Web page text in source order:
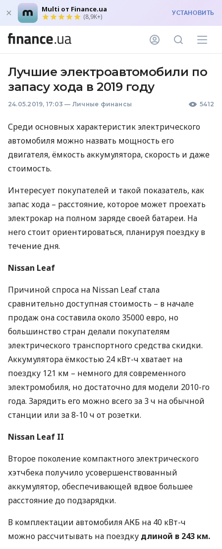
Multi от Finance.ua
(8,9K+) УСТАНОВИТЬ
Лучшие электроавтомобили по
запасу хода в 2019 году
24.05.2019, 17:03 — Личные финансы 5412
Среди основных характеристик электрического
автомобиля можно назвать мощность его
двигателя, ёмкость аккумулятора, скорость и даже
стоимость.
Интересует покупателей и такой показатель, как
запас хода – расстояние, которое может проехать
электрокар на полном заряде своей батареи. На
него стоит ориентироваться, планируя поездку в
течение дня.
Nissan Leaf
Причиной спроса на Nissan Leaf стала
сравнительно доступная стоимость – в начале
продаж она составила около 35000 евро, но
большинство стран делали покупателям
электрического транспортного средства скидки.
Аккумулятора ёмкостью 24 кВт-ч хватает на
поездку 121 км – немного для современного
электромобиля, но достаточно для модели 2010-го
года. Зарядить его можно всего за 3 ч на обычной
станции или за 8-10 ч от розетки.
Nissan Leaf II
Второе поколение компактного электрического
хэтчбека получило усовершенствованный
аккумулятор, обеспечивающей вдвое большее
расстояние до подзарядки.
В комплектации автомобиляАКБ на 40 кВт-ч
можно рассчитывать на поездку длиной в 243 км.